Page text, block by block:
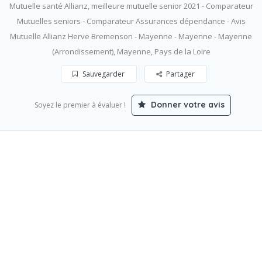
Mutuelle santé Allianz, meilleure mutuelle senior 2021 - Comparateur
Mutuelles seniors - Comparateur Assurances dépendance - Avis
Mutuelle Allianz Herve Bremenson - Mayenne - Mayenne - Mayenne
(Arrondissement), Mayenne, Pays de la Loire
Sauvegarder Partager
Soyez le premier à évaluer ! Donner votre avis